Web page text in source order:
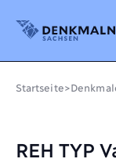
Denkmalnetz
Startseite>
REH TYP